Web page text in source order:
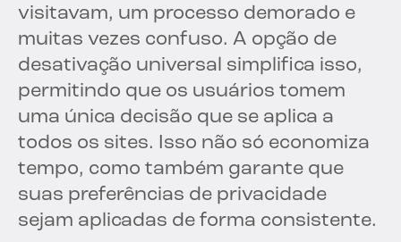
visitavam, um processo demorado e
muitas vezes confuso. A opção de
desativação universal simplifica isso,
permitindo que os usuários tomem
uma única decisão que se aplica a
todos os sites. Isso não só economiza
tempo, como também garante que
suas preferências de privacidade
sejam aplicadas de forma consistente.